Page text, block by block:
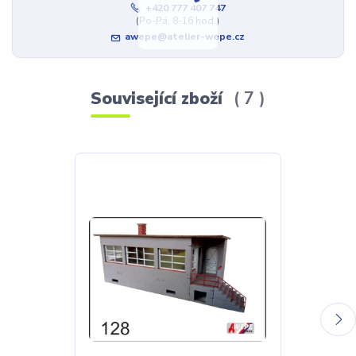
+420 777 407 747
(Po-Pá, 8-16 hod.)
awepe@atelier-wepe.cz
Související zboží 7